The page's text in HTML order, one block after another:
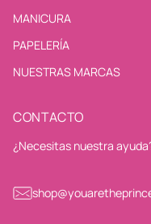
MANICURA
PAPELERÍA
NUESTRAS MARCAS
CONTACTO
¿Necesitas nuestra